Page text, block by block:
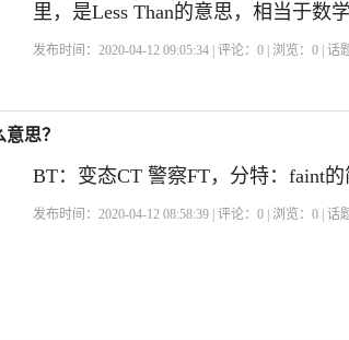
里，是Less Than的意思，相当于数
发布时间：2020-04-12 09:05:34 | 评论：0 | 浏览：0 | 话
思？
BT：变态CT 警察FT，分特：faint的
发布时间：2020-04-12 08:58:39 | 评论：0 | 浏览：0 | 话